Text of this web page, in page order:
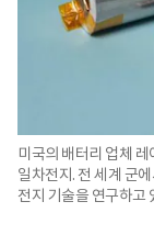
미국의 배터리 업체
일차전지. 전 세계 군
전지 기술을 연구하고